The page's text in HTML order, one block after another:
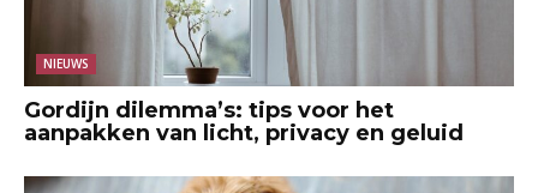
NIEUWS
Gordijn dilemma’s: tips voor het
aanpakken van licht, privacy en geluid